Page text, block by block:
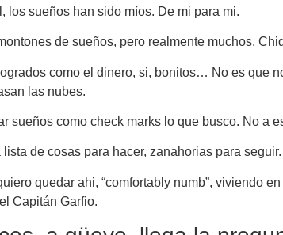
los sueños han sido míos. De mi para mi.
de sueños, pero realmente muchos.
como el dinero, si, bonitos… No es que
las nubes.
sueños como check marks lo que busco. No a
lista de cosas para hacer, zanahorias para seguir.
quedar ahi, “comfortably numb”, viviendo
Capitán Garfio.